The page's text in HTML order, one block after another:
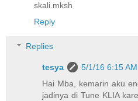
skali.mksh
Reply
Replies
tesya
5/1/16 6:15 AM
Hai Mba, kemarin aku
jadinya di Tune KLIA